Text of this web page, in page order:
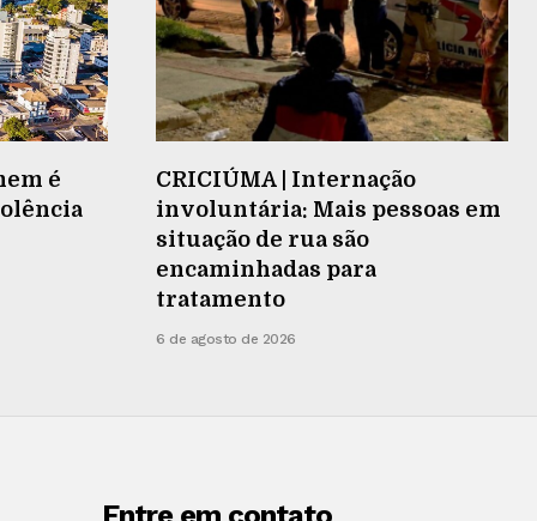
é
CRICIÚMA | Internação
involuntária: Mais pessoas em
situação de rua são
encaminhadas para
tratamento
6 de agosto de 2026